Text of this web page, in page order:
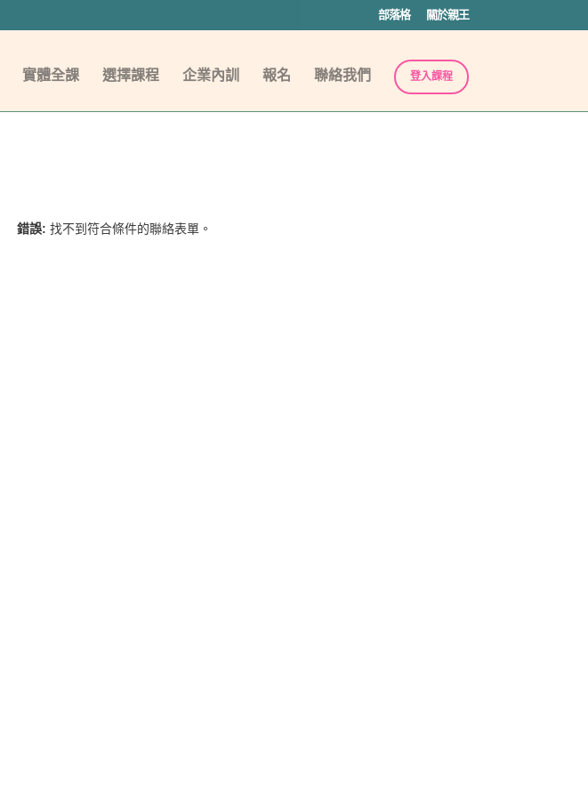
部落格 關於親王
實體全課 選擇課程 企業內訓 報名 聯絡我們 登入課程
錯誤: 找不到符合條件的聯絡表單。